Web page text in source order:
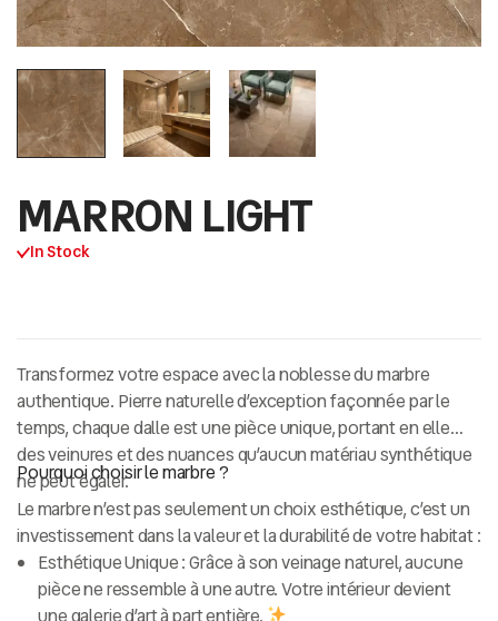
MARRON LIGHT
In Stock
Transformez votre espace avec la noblesse dumarbre
authentique. Pierre naturelle d’exception façonnée par le
temps, chaque dalle est une pièce unique, portant en elle
des veinures et des nuances qu’aucun matériau synthétique
ne peut égaler.
Pourquoi choisir le marbre ?
Le marbre n’est pas seulement un choix esthétique, c’est un
investissement dans la valeur et la durabilité de votre habitat :
Esthétique Unique :Grâce à son veinage naturel, aucune
pièce ne ressemble à une autre. Votre intérieur devient
une galerie d’art à part entière.